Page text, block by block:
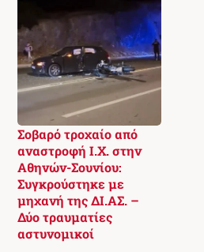
Σοβαρό τροχαίο από
αναστροφή Ι.Χ. στην
Αθηνών-Σουνίου:
Συγκρούστηκε με
μηχανή της ΔΙ.ΑΣ. –
Δύο τραυματίες
αστυνομικοί